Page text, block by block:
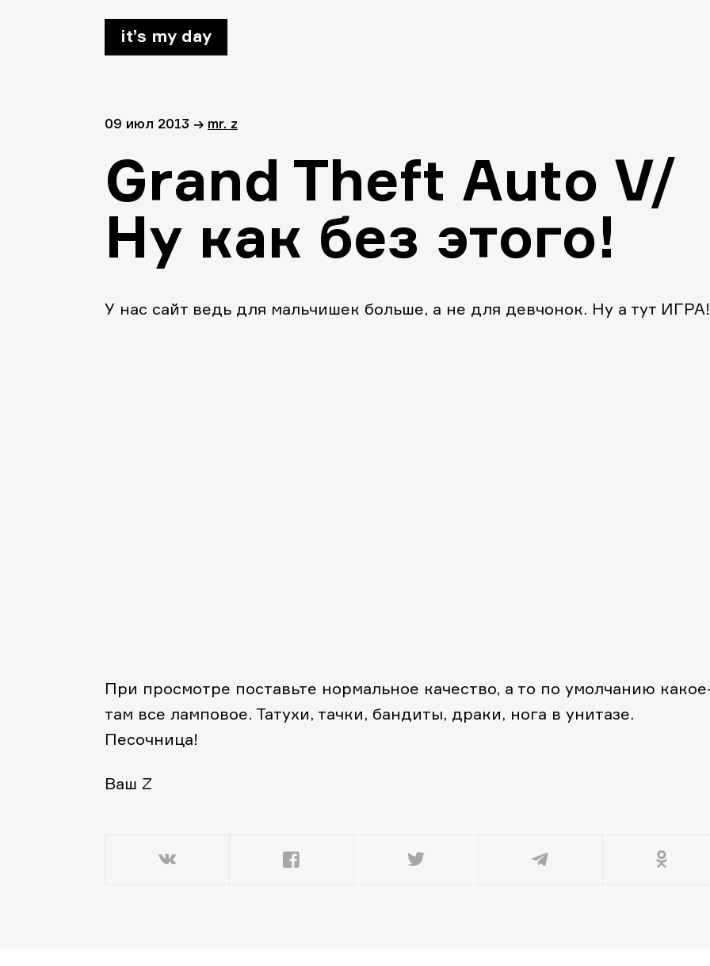
it’s my day
09 июл 2013 → mr. z
Grand Theft Auto V/
Ну как без этого!
У нас сайт ведь для мальчишек больше, а не для девчонок. Ну а тут ИГРА!
При просмотре поставьте нормальное качество, а то по умолчанию
там все ламповое. Татухи, тачки, бандиты, драки, нога в унитазе.
Песочница!
Ваш Z